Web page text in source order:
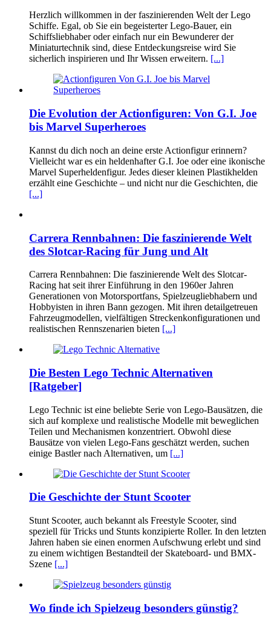
Herzlich willkommen in der faszinierenden Welt der Lego
Schiffe. Egal, ob Sie ein begeisterter Lego-Bauer, ein
Schiffsliebhaber oder einfach nur ein Bewunderer der
Miniaturtechnik sind, diese Entdeckungsreise wird Sie
sicherlich inspirieren und Ihr Wissen erweitern. [...]
Die Evolution der Actionfiguren: Von G.I. Joe
bis Marvel Superheroes
Kannst du dich noch an deine erste Actionfigur erinnern?
Vielleicht war es ein heldenhafter G.I. Joe oder eine ikonische
Marvel Superheldenfigur. Jedes dieser kleinen Plastikhelden
erzählt eine Geschichte – und nicht nur die Geschichten, die
[...]
Carrera Rennbahnen: Die faszinierende Welt
des Slotcar-Racing für Jung und Alt
Carrera Rennbahnen: Die faszinierende Welt des Slotcar-
Racing hat seit ihrer Einführung in den 1960er Jahren
Generationen von Motorsportfans, Spielzeugliebhabern und
Hobbyisten in ihren Bann gezogen. Mit ihren detailgetreuen
Fahrzeugmodellen, vielfältigen Streckenkonfigurationen und
realistischen Rennszenarien bieten [...]
Die Besten Lego Technic Alternativen
[Ratgeber]
Lego Technic ist eine beliebte Serie von Lego-Bausätzen, die
sich auf komplexe und realistische Modelle mit beweglichen
Teilen und Mechanismen konzentriert. Obwohl diese
Bausätze von vielen Lego-Fans geschätzt werden, suchen
einige Bastler nach Alternativen, um [...]
Die Geschichte der Stunt Scooter
Stunt Scooter, auch bekannt als Freestyle Scooter, sind
speziell für Tricks und Stunts konzipierte Roller. In den letzten
Jahren haben sie einen enormen Aufschwung erlebt und sind
zu einem wichtigen Bestandteil der Skateboard- und BMX-
Szene [...]
Wo finde ich Spielzeug besonders günstig?